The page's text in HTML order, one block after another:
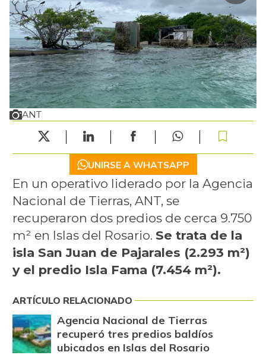
ANT
UNIRSE A WHATSAPP
En un operativo liderado por la Agencia
Nacional de Tierras, ANT, se
recuperaron dos predios de cerca 9.750
m² en Islas del Rosario. Se trata de la
isla San Juan de Pajarales (2.293 m²)
y el predio Isla Fama (7.454 m²).
ARTÍCULO RELACIONADO
Agencia Nacional de Tierras
recuperó tres predios baldíos
ubicados en Islas del Rosario